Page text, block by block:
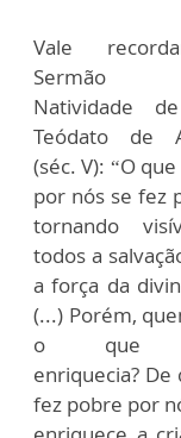
Vale
Natividade
Teódato de
(séc. V): “O
por nós se fez
tornando
todos a
a força da
(...) Porém,
o que
enriquecia? De
fez pobre por